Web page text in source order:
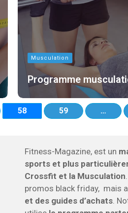
Musculation
Programme
58 59 …
Fitness-Magazine, est un
sports et plus
Crossfit et la Musculation
promos black friday, mais
et des guides d’achats.